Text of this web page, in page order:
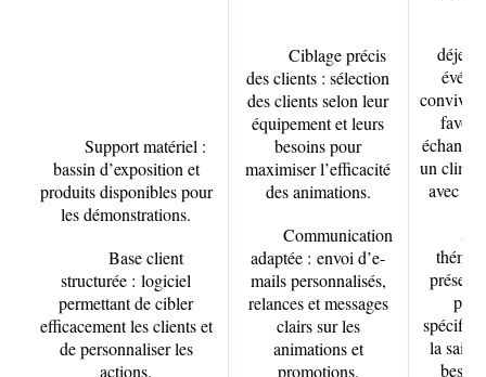
Support matériel :
bassin d’exposition et
produits disponibles pour
les démonstrations.
Base client
structurée : logiciel
permettant de cibler
efficacement les clients et
de personnaliser les
actions.
Ciblage précis
des clients : sélection
des clients selon leur
équipement et leurs
besoins pour
maximiser l’efficacité
des animations.
Communication
adaptée : envoi d’e-
mails personnalisés,
relances et messages
clairs sur les
animations et
promotions.
un
avec
la